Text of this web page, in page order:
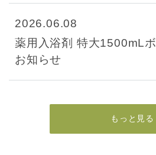
2026.06.08
薬用入浴剤 特大1500mL
お知らせ
もっと見る